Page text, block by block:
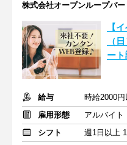
株式会社オープンループパ
【
（
ー
給与
時給2000円
雇用形態
アルバイト
シフト
週1日以上